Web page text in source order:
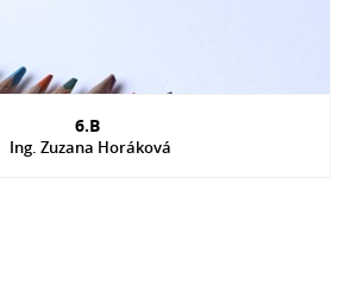
6.B
Ing. Zuzana Horáková